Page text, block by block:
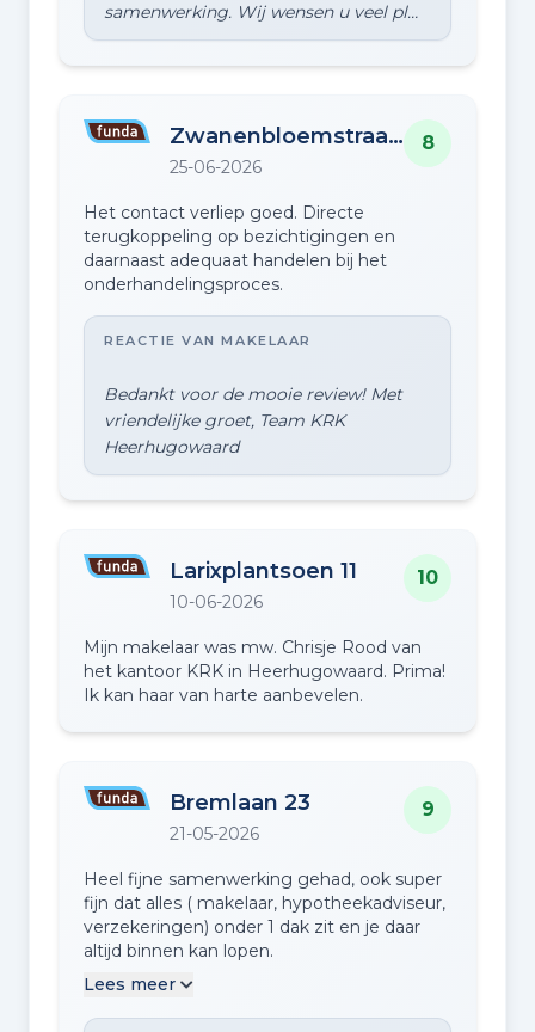
Zwanenbloemstraat 23
25-06-2026
8
Het contact verliep goed. Directe
terugkoppeling op bezichtigingen en
daarnaast adequaat handelen bij het
onderhandelingsproces.
REACTIE VAN MAKELAAR
Bedankt voor de mooie review! Met
vriendelijke groet, Team KRK
Larixplantsoen 11
10-06-2026
10
Mijn makelaar was mw. Chrisje Rood van
het kantoor KRK in Heerhugowaard. Prima!
Ik kan haar van harte aanbevelen.
Bremlaan 23
21-05-2026
9
Heel fijne samenwerking gehad, ook super
fijn dat alles ( makelaar, hypotheekadviseur,
verzekeringen) onder 1 dak zit en je daar
altijd binnen kan lopen.
Lees meer